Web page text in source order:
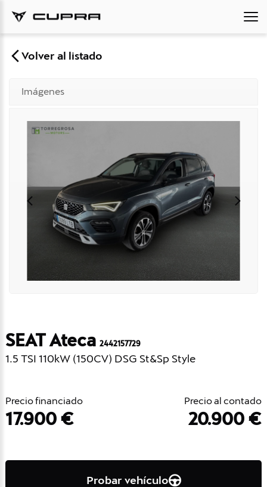
Volver al listado
Imágenes
SEAT Ateca 2442157729
1.5 TSI 110kW (150CV) DSG St&Sp Style
Precio financiado
17.900 €
Precio al contado
20.900 €
Probar vehículo